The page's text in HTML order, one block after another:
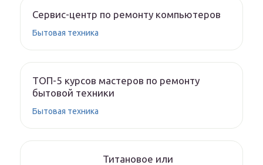
Сервис-центр по ремонту компьютеров
Бытовая техника
ТОП-5 курсов мастеров по ремонту
бытовой техники
Бытовая техника
Титановое или